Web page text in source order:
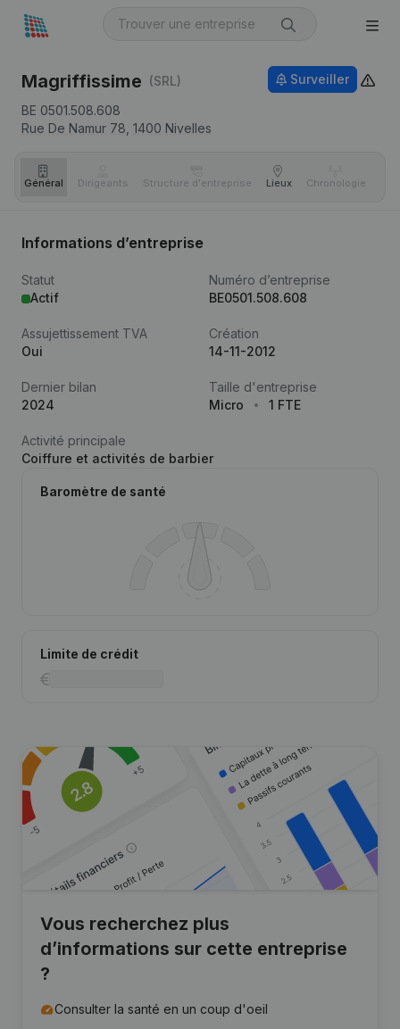
Magriffissime (SRL)
BE 0501.508.608
Rue De Namur 78, 1400 Nivelles
Surveiller
Général Dirigeants Structure d'entreprise Lieux Chronologie
Informations d’entreprise
Statut
Actif
Numéro d’entreprise
BE0501.508.608
Assujettissement TVA
Oui
Création
14-11-2012
Dernier bilan
2024
Taille d'entreprise
Micro
1 FTE
Activité principale
Coiffure et activités de barbier
Baromètre de santé
Limite de crédit
Vous recherchez plus
d’informations sur cette entreprise
?
Consulter la santé en un coup d'oeil